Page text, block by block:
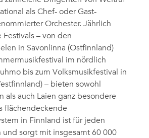
als Chef- oder Gast-
Orchester. Jährlich
– von den
in Savonlinna (Ostfinnland)
im nördlich
bis zum Volksmusikfestival in
– bieten sowohl
als auch Laien ganz besondere
flächendeckende
in Finnland ist für jeden
und sorgt mit insgesamt 60 000